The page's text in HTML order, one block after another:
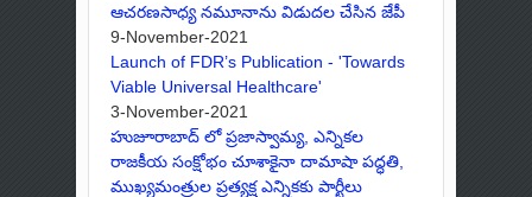
ఆచరణసాధ్య నమూనాను విడుదల చేసిన జేపీ
9-November-2021
Launch of FDR’s Publication - 'Towards
Viable Universal Healthcare'
3-November-2021
హుజూరాబాద్ లో ప్రజాస్వామ్య, ఎన్నికల
రాజకీయ సంక్షోభం చూశాకైనా దామాషా పద్ధతి,
ముఖ్యమంత్రుల ప్రత్యక్ష ఎన్నికకు పార్టీలు